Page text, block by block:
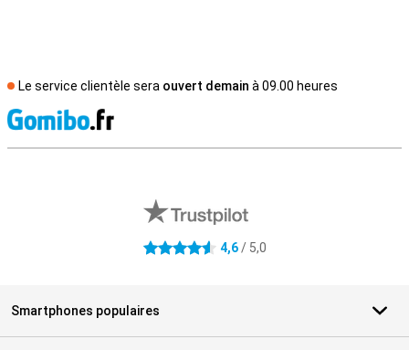
Le service clientèle sera ouvert demain à 09.00 heures
4.6 étoiles 4,6/ 5,0
Smartphones populaires